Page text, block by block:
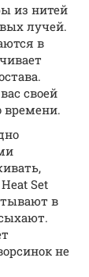
из нитей
лучей.
в
своей
времени.
Set
в
не